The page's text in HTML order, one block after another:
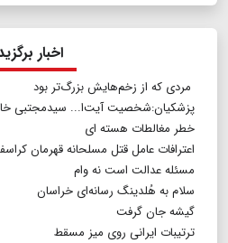
اخبار
مردی که از زخم‌هایش بزرگ‌تر بود
پزشکیان:شخصیت آیت‌ا... سیدمجتبی
خطر مغالطات هسته ای
اعترافات عامل قتل مسلحانه قهرمان
مسئله عدالت است نه وام
سلام به هُلدینگ رسانه‌ای خراسان
گیشه جان گرفت
ترتیبات ایرانی روی میز مسقط